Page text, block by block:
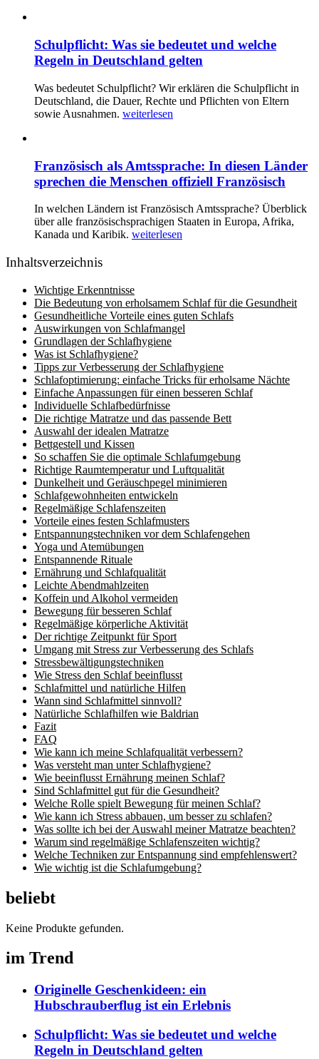
Schulpflicht: Was sie bedeutet und welche
Regeln in Deutschland gelten
Was bedeutet Schulpflicht? Wir erklären die Schulpflicht in
Deutschland, die Dauer, Rechte und Pflichten von Eltern
sowie Ausnahmen. weiterlesen
Französisch als Amtssprache: In diesen Länder
sprechen die Menschen offiziell Französisch
In welchen Ländern ist Französisch Amtssprache? Überblick
über alle französischsprachigen Staaten in Europa, Afrika,
Kanada und Karibik. weiterlesen
Inhaltsverzeichnis
Wichtige Erkenntnisse
Die Bedeutung von erholsamem Schlaf für die Gesundheit
Gesundheitliche Vorteile eines guten Schlafs
Auswirkungen von Schlafmangel
Grundlagen der Schlafhygiene
Was ist Schlafhygiene?
Tipps zur Verbesserung der Schlafhygiene
Schlafoptimierung: einfache Tricks für erholsame Nächte
Einfache Anpassungen für einen besseren Schlaf
Individuelle Schlafbedürfnisse
Die richtige Matratze und das passende Bett
Auswahl der idealen Matratze
Bettgestell und Kissen
So schaffen Sie die optimale Schlafumgebung
Richtige Raumtemperatur und Luftqualität
Dunkelheit und Geräuschpegel minimieren
Schlafgewohnheiten entwickeln
Regelmäßige Schlafenszeiten
Vorteile eines festen Schlafmusters
Entspannungstechniken vor dem Schlafengehen
Yoga und Atemübungen
Entspannende Rituale
Ernährung und Schlafqualität
Leichte Abendmahlzeiten
Koffein und Alkohol vermeiden
Bewegung für besseren Schlaf
Regelmäßige körperliche Aktivität
Der richtige Zeitpunkt für Sport
Umgang mit Stress zur Verbesserung des Schlafs
Stressbewältigungstechniken
Wie Stress den Schlaf beeinflusst
Schlafmittel und natürliche Hilfen
Wann sind Schlafmittel sinnvoll?
Natürliche Schlafhilfen wie Baldrian
Fazit
FAQ
Wie kann ich meine Schlafqualität verbessern?
Was versteht man unter Schlafhygiene?
Wie beeinflusst Ernährung meinen Schlaf?
Sind Schlafmittel gut für die Gesundheit?
Welche Rolle spielt Bewegung für meinen Schlaf?
Wie kann ich Stress abbauen, um besser zu schlafen?
Was sollte ich bei der Auswahl meiner Matratze beachten?
Warum sind regelmäßige Schlafenszeiten wichtig?
Welche Techniken zur Entspannung sind empfehlenswert?
Wie wichtig ist die Schlafumgebung?
beliebt
Keine Produkte gefunden.
im Trend
Originelle Geschenkideen: ein
Hubschrauberflug ist ein Erlebnis
Schulpflicht: Was sie bedeutet und welche
Regeln in Deutschland gelten